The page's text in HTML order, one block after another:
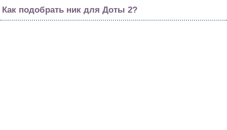
Как подобрать ник для Доты 2?